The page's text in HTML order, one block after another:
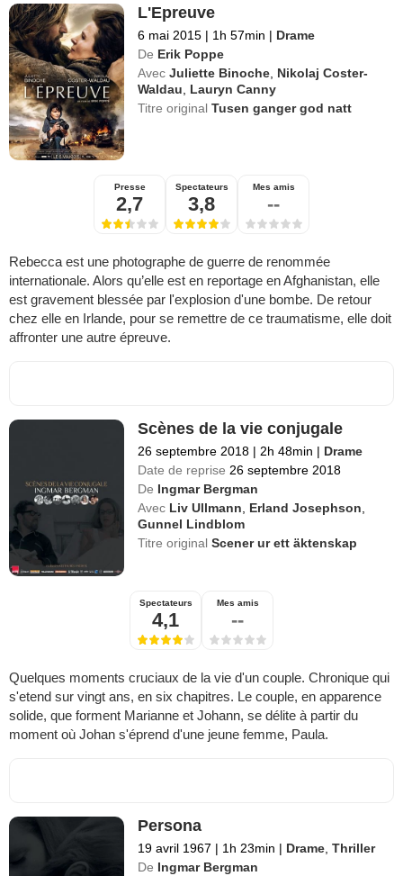
L'Epreuve
6 mai 2015 | 1h 57min | Drame
De Erik Poppe
Avec Juliette Binoche, Nikolaj Coster-
Waldau, Lauryn Canny
Titre originalTusen ganger god natt
Presse
2,7
Spectateurs
3,8
Mes amis
--
Rebecca est une photographe de guerre de renommée
internationale. Alors qu’elle est en reportage en Afghanistan, elle
est gravement blessée par l'explosion d'une bombe. De retour
chez elle en Irlande, pour se remettre de ce traumatisme, elle doit
affronter une autre épreuve.
Scènes de la vie conjugale
26 septembre 2018 | 2h 48min | Drame
Date de reprise 26 septembre 2018
De Ingmar Bergman
Avec Liv Ullmann, Erland Josephson,
Gunnel Lindblom
Titre originalScener ur ett äktenskap
Spectateurs
4,1
Mes amis
--
Quelques moments cruciaux de la vie d'un couple. Chronique qui
s'etend sur vingt ans, en six chapitres. Le couple, en apparence
solide, que forment Marianne et Johann, se délite à partir du
moment où Johan s'éprend d'une jeune femme, Paula.
Persona
19 avril 1967 | 1h 23min | Drame ,Thriller
De Ingmar Bergman